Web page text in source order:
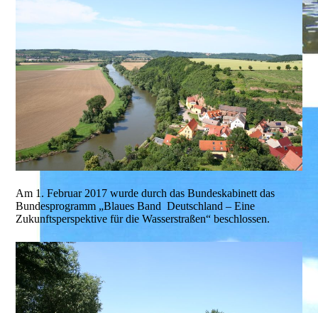
Am 1. Februar 2017 wurde durch das Bundeskabinett das
Bundesprogramm „Blaues Band Deutschland – Eine
Zukunftsperspektive für die Wasserstraßen“ beschlossen.